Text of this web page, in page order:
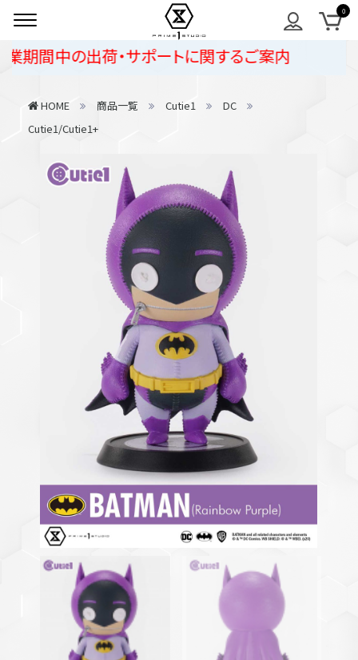
中の出荷・サポートに関するご案内
HOME 商品一覧 Cutie1
DC
Cutie1/Cutie1+